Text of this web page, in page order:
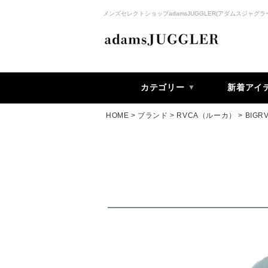
メンズセレクトショップadamsJUGGLER(アダムスジャグラ
カテゴリー 新着アイ
HOME ブランド RVCA（ルーカ）